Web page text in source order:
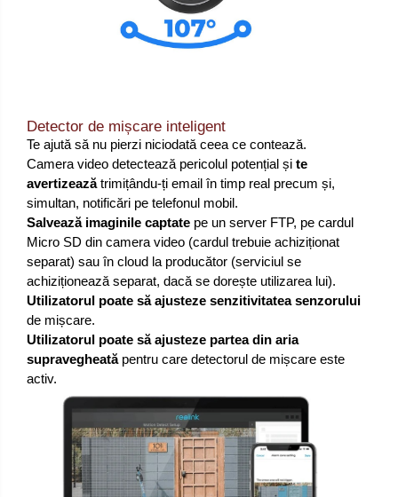
Detector de mișcare inteligent
Te ajută să nu pierzi niciodată ceea ce contează.
Camera video detectează pericolul potențial și te
avertizeazătrimițându-ți email în timp real precum și,
simultan, notificări pe telefonul mobil.
Salvează imaginile captate pe un server FTP, pe cardul
Micro SD din camera video (cardul trebuie achiziționat
separat) sau în cloud la producător (serviciul se
achiziționează separat, dacă se dorește utilizarea lui).
Utilizatorul poate să ajusteze senzitivitatea senzorului
de mișcare.
Utilizatorul poate să ajusteze partea din aria
supravegheatăpentru care detectorul de mișcare este
activ.